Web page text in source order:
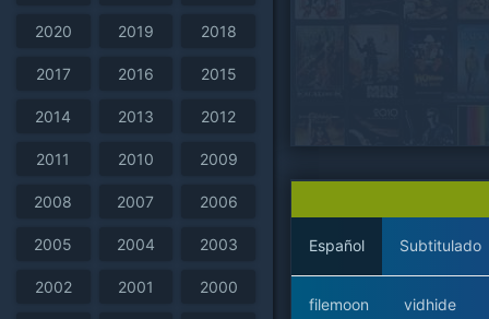
2020 2019 2018
2017 2016 2015
2014 2013 2012
2011 2010 2009
2008 2007 2006
2005 2004 2003
2002 2001 2000
Español Subtitulado
filemoon vidhide